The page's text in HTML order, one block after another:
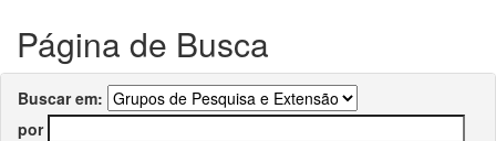
Página de Busca
Buscar em:
por